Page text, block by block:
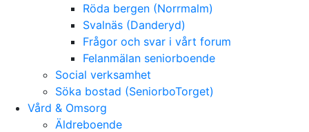
Röda bergen (Norrmalm)
Svalnäs (Danderyd)
Frågor och svar i vårt forum
Felanmälan seniorboende
Social verksamhet
Söka bostad (SeniorboTorget)
Vård & Omsorg
Äldreboende